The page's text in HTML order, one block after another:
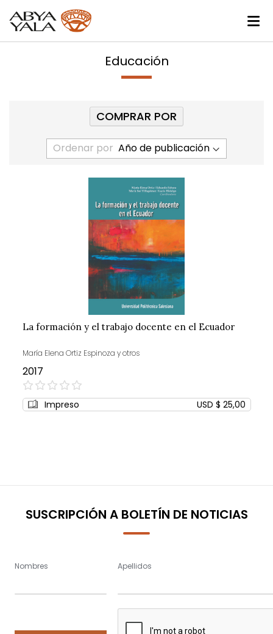
Educación
Ordenar por
La formación y el trabajo docente en el Ecuador
María Elena Ortiz Espinoza y otros
2017
0%
Impreso USD $ 25,00
COMPRAR POR
SUSCRIPCIÓN A BOLETÍN DE NOTICIAS
Nombres Apellidos